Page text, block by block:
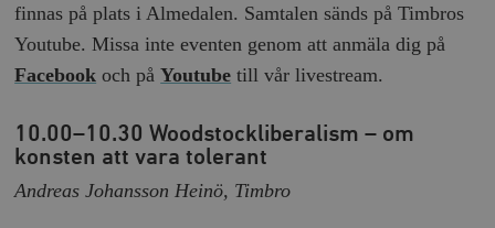
finnas på plats i Almedalen. Samtalen sänds på Timbros
Youtube. Missa inte eventen genom att anmäla dig på
Facebook och påYoutube till vår livestream.
10.00–10.30 Woodstockliberalism – om
konsten att vara tolerant
Andreas Johansson Heinö, Timbro